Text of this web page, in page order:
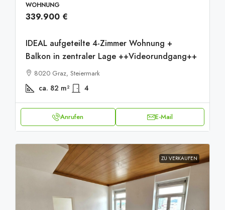
WOHNUNG
339.900 €
IDEAL aufgeteilte 4-Zimmer Wohnung +
Balkon in zentraler Lage ++Videorundgang++
8020 Graz, Steiermark
ca. 82 m² 4
Anrufen E-Mail
ZU VERKAUFEN